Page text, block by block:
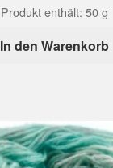
Produkt enthält: 50g
In den Warenkorb